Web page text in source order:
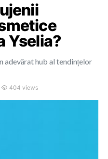
Yselia?
adevărat hub al tendințelor
404 views